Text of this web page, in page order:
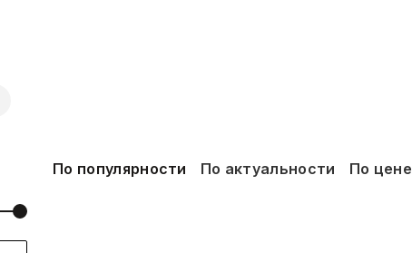
По популярности По актуальности По цене